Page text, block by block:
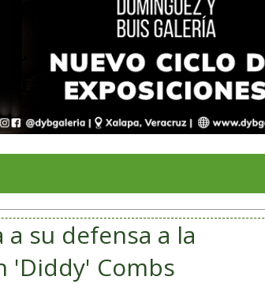
su defensa a la
'Diddy' Combs